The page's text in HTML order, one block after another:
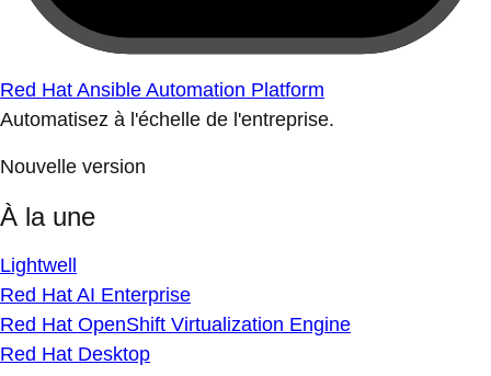
Red Hat Ansible Automation Platform
Automatisez à l'échelle de l'entreprise.
Nouvelle version
À la une
Lightwell
Red Hat AI Enterprise
Red Hat OpenShift Virtualization Engine
Red Hat Desktop